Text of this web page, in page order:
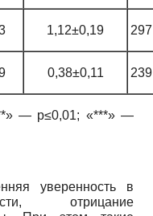
1,12±0,19
0,38±0,11
— p≤0,01; «***» —
уверенность в
отрицание